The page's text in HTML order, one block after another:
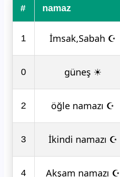
# namaz
1 İmsak,Sabah ☪
0 güneş ☀
2 öğle namazı ☪
3 İkindi namazı ☪
4 Akşam namazı ☪